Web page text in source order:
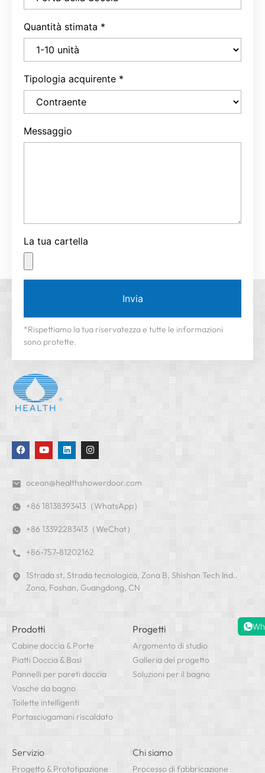
Quantità stimata *
Tipologia acquirente *
Messaggio
La tua cartella
Invia
*Rispettiamo la tua riservatezza e tutte le informazioni
sono protette.
ocean@healthshowerdoor.com
+86 18138393413（WhatsApp）
+86 13392283413（WeChat）
+86-757-81202162
1Strada st, Strada tecnologica, Zona B, Shishan Tech Ind..
Zona, Foshan, Guangdong, CN
Prodotti
Cabine doccia & Porte
Piatti Doccia & Basi
Pannelli per pareti doccia
Vasche da bagno
Toilette intelligenti
Portasciugamani riscaldato
Progetti
Argomento di studio
Galleria del progetto
Soluzioni per il bagno
Servizio
Progetto & Prototipazione
Chi siamo
Processo di fabbricazione